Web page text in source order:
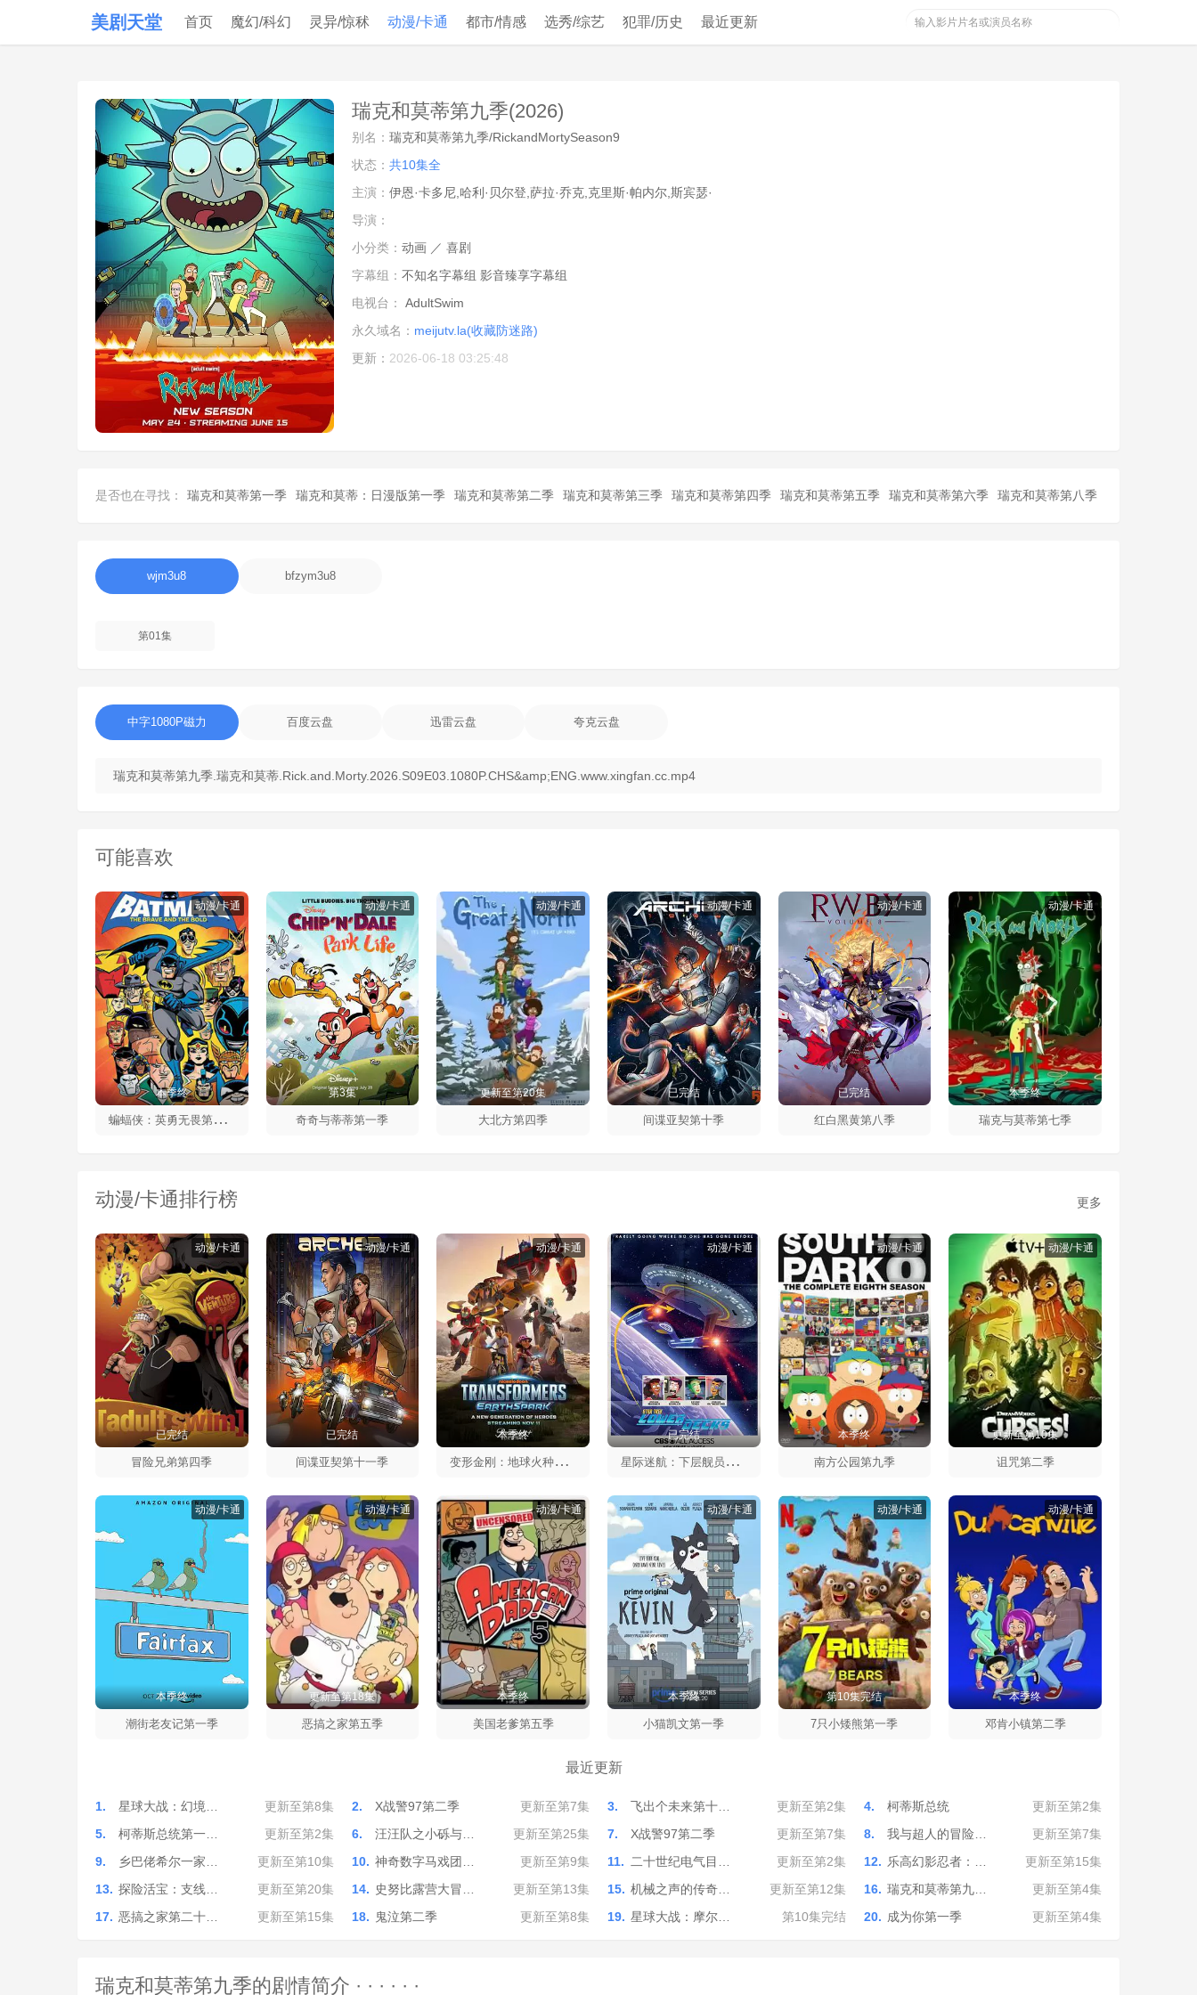
美剧天堂 首页 魔幻/科幻 灵异/惊秫 动漫/卡通 都市/情感 选秀/综艺 犯罪/历史 最近更新
瑞克和莫蒂第九季(2026)
别名： 瑞克和莫蒂第九季/RickandMortySeason9
状态： 共10集全
主演： 伊恩·卡多尼,哈利·贝尔登,萨拉·乔克,克里斯·帕内尔,斯宾瑟·
导演：
小分类： 动画／ 喜剧
字幕组： 不知名字幕组 影音臻享字幕组
电视台：
AdultSwim
永久域名： meijutv.la(收藏防迷路)
更新： 2026-06-18 03:25:48
是否也在寻找： 瑞克和莫蒂第一季 瑞克和莫蒂：日漫版第一季 瑞克和莫蒂第二季 瑞克和莫蒂第三季 瑞克和莫蒂第四季 瑞克和莫蒂第五季 瑞克和莫蒂第六季 瑞克和莫蒂第八季
wjm3u8 bfzym3u8
第01集
中字1080P磁力 百度云盘 迅雷云盘 夸克云盘
瑞克和莫蒂第九季.瑞克和莫蒂.Rick.and.Morty.2026.S09E03.1080P.CHS&amp;ENG.www.xingfan.cc.mp4
可能喜欢
本季终
动漫/卡通
蝙
蝠侠：英勇无畏第二季
第3集
动漫/卡通
奇奇与蒂蒂第一季
更新至第20集
动漫/卡通
大北方第四季
已完结
动漫/卡通
间谍亚契第十季
已完结
动漫/卡通
红白黑黄第八季
本季终
动漫/卡通
瑞克与莫蒂第七季
动漫/卡通排行榜 更多
已完结
动漫/卡通
冒险兄弟第四季
已完结
动漫/卡通
间谍亚契第十一季
本季终
动漫/卡通
变
形金刚：地球火种第一季
已完结
动漫/卡通
星
际迷航：下层舰员第一季
本季终
动漫/卡通
南方公园第九季
更新至第10集
动漫/卡通
诅咒第二季
本季终
动漫/卡通
潮街老友记第一季
更新至第18集
动漫/卡通
恶搞之家第五季
本季终
动漫/卡通
美国老爹第五季
本季终
动漫/卡通
小猫凯文第一季
第10集完结
动漫/卡通
7只小矮熊第一季
本季终
动漫/卡通
邓肯小镇第二季
最近更新
1. 星球大战：幻境… 更新至第8集 2. X战警97第二季 更新至第7集 3. 飞出个未来第十… 更新至第2集 4. 柯蒂斯总统
更新至第2集
5.
柯蒂斯总统第一… 更新至第2集 6. 汪汪队之小砾与… 更新至第25集 7. X战警97第二季 更新至第7集 8. 我与超人的冒险…
更新至第7集
9.
乡巴佬希尔一家… 更新至第10集 10. 神奇数字马戏团… 更新至第9集 11. 二十世纪电气目… 更新至第2集 12. 乐高幻影忍者：…
更新至第15集
13. 探险活宝：支线… 更新至第20集 14. 史努比露营大冒… 更新至第13集 15. 机械之声的传奇… 更新至第12集 16. 瑞克和莫蒂第九…
更新至第4集
17. 恶搞之家第二十… 更新至第15集 18. 鬼泣第二季 更新至第8集 19. 星球大战：摩尔… 第10集完结 20. 成为你第一季 更新至第4集
瑞克和莫蒂第九季的剧情简介 · · · · · ·